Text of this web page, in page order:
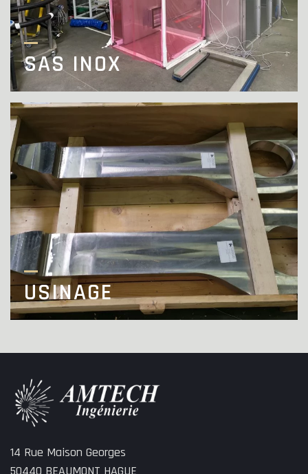
SAS INOX
USINAGE
14 Rue Maison Georges
50440 BEAUMONT HAGUE